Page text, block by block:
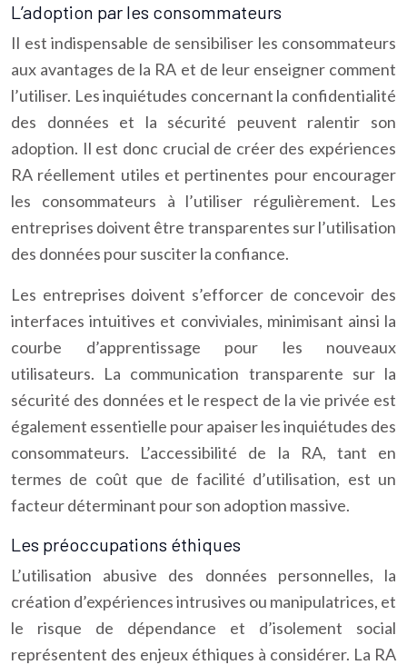
L’adoption par les consommateurs
Il est indispensable de sensibiliser les consommateurs
aux avantages de la RA et de leur enseigner comment
l’utiliser. Les inquiétudes concernant la confidentialité
des données et la sécurité peuvent ralentir son
adoption. Il est donc crucial de créer des expériences
RA réellement utiles et pertinentes pour encourager
les consommateurs à l’utiliser régulièrement. Les
entreprises doivent être transparentes sur l’utilisation
des données pour susciter la confiance.
Les entreprises doivent s’efforcer de concevoir des
interfaces intuitives et conviviales, minimisant ainsi la
courbe d’apprentissage pour les nouveaux
utilisateurs. La communication transparente sur la
sécurité des données et le respect de la vie privée est
également essentielle pour apaiser les inquiétudes des
consommateurs. L’accessibilité de la RA, tant en
termes de coût que de facilité d’utilisation, est un
facteur déterminant pour son adoption massive.
Les préoccupations éthiques
L’utilisation abusive des données personnelles, la
création d’expériences intrusives ou manipulatrices, et
le risque de dépendance et d’isolement social
représentent des enjeux éthiques à considérer. La RA